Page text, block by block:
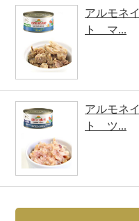
アルモネ
ト マ...
アルモネ
ト ツ...